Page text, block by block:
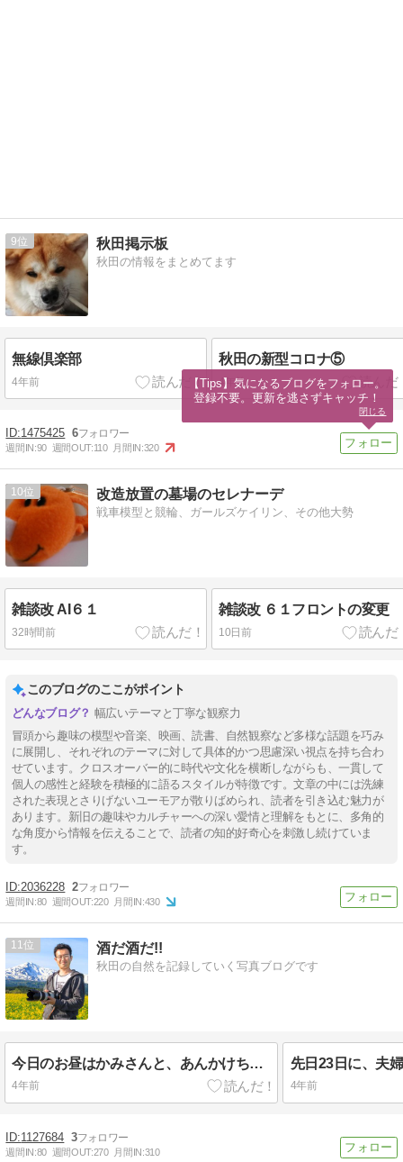
9 秋田掲示板
秋田の情報をまとめてます
無線倶楽部
4年前
秋田の新型コロナ⑤
4年前
1475425 6
週間IN:90 週間OUT:110 月間IN:320
10 改造放置の墓場のセレナーデ
戦車模型と競輪、ガールズケイリン、その他大勢
雑談改 AI６１
32時間前
雑談改 ６１フロントの変更
10日前
このブログのここがポイント
幅広いテーマと丁寧な観察力
冒頭から趣味の模型や音楽、映画、読書、自然観察など多様な話題を巧み
に展開し、それぞれのテーマに対して具体的かつ思慮深い視点を持ち合わ
せています。クロスオーバー的に時代や文化を横断しながらも、一貫して
個人の感性と経験を積極的に語るスタイルが特徴です。文章の中には洗練
された表現とさりげないユーモアが散りばめられ、読者を引き込む魅力が
あります。新旧の趣味やカルチャーへの深い愛情と理解をもとに、多角的
な角度から情報を伝えることで、読者の知的好奇心を刺激し続けていま
す。
2036228 2
週間IN:80 週間OUT:220 月間IN:430
11 酒だ酒だ!!
秋田の自然を記録していく写真ブログです
今日のお昼はかみさんと、あんかけちゃんぽんで有名な秋田市川尻にある「ラーメンの五右エ門」 ...
4年前 4年前
1127684 3
週間IN:80 週間OUT:270 月間IN:310
【Tips】気になるブログをフォロー。
登録不要。更新を逃さずキャッチ！
閉じる